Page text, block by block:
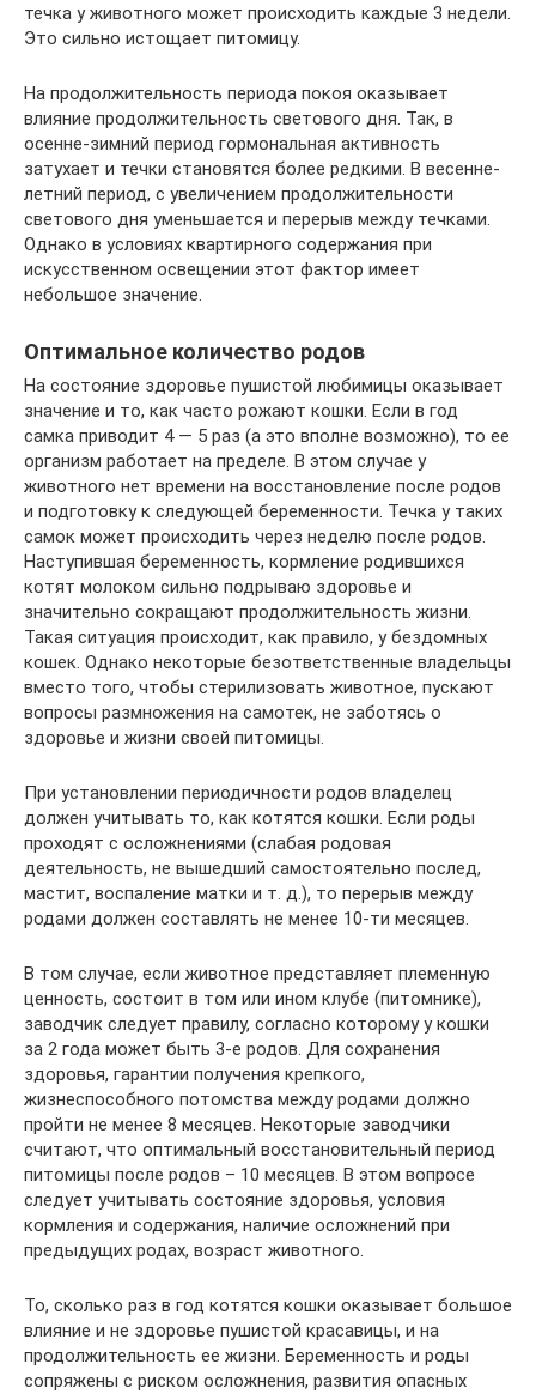
течка у животного может происходить каждые 3 недели.
Это сильно истощает питомицу.
На продолжительность периода покоя оказывает
влияние продолжительность светового дня. Так, в
осенне-зимний период гормональная активность
затухает и течки становятся более редкими. В весенне-
летний период, с увеличением продолжительности
светового дня уменьшается и перерыв между течками.
Однако в условиях квартирного содержания при
искусственном освещении этот фактор имеет
небольшое значение.
Оптимальное количество родов
На состояние здоровье пушистой любимицы оказывает
значение и то, как часто рожают кошки. Если в год
самка приводит 4 — 5 раз (а это вполне возможно), то ее
организм работает на пределе. В этом случае у
животного нет времени на восстановление после родов
и подготовку к следующей беременности. Течка у таких
самок может происходить через неделю после родов.
Наступившая беременность, кормление родившихся
котят молоком сильно подрываю здоровье и
значительно сокращают продолжительность жизни.
Такая ситуация происходит, как правило, у бездомных
кошек. Однако некоторые безответственные владельцы
вместо того, чтобы стерилизовать животное, пускают
вопросы размножения на самотек, не заботясь о
здоровье и жизни своей питомицы.
При установлении периодичности родов владелец
должен учитывать то, как котятся кошки. Если роды
проходят с осложнениями (слабая родовая
деятельность, не вышедший самостоятельно послед,
мастит, воспаление матки и т. д.), то перерыв между
родами должен составлять не менее 10-ти месяцев.
В том случае, если животное представляет племенную
ценность, состоит в том или ином клубе (питомнике),
заводчик следует правилу, согласно которому у кошки
за 2 года может быть 3-е родов. Для сохранения
здоровья, гарантии получения крепкого,
жизнеспособного потомства между родами должно
пройти не менее 8 месяцев. Некоторые заводчики
считают, что оптимальный восстановительный период
питомицы после родов – 10 месяцев. В этом вопросе
следует учитывать состояние здоровья, условия
кормления и содержания, наличие осложнений при
предыдущих родах, возраст животного.
То, сколько раз в год котятся кошки оказывает большое
влияние и не здоровье пушистой красавицы, и на
продолжительность ее жизни. Беременность и роды
сопряжены с риском осложнения, развития опасных